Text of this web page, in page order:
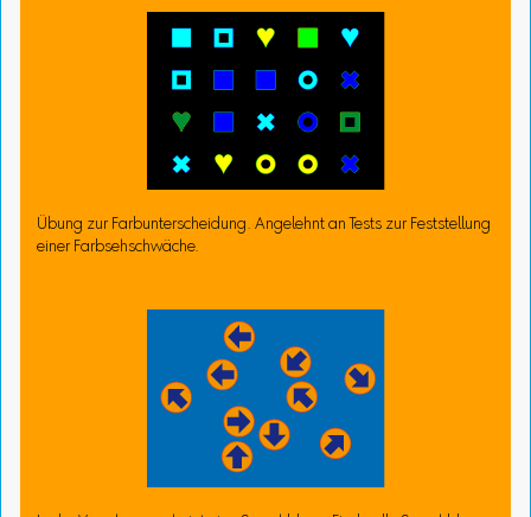
Übung zur Farbunterscheidung. Angelehnt an Tests zur Feststellung
einer Farbsehschwäche.